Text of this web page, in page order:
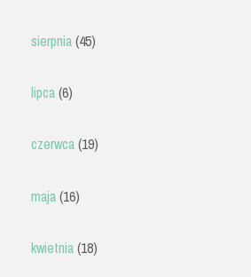
sierpnia(45)
lipca(6)
czerwca(19)
maja(16)
kwietnia(18)